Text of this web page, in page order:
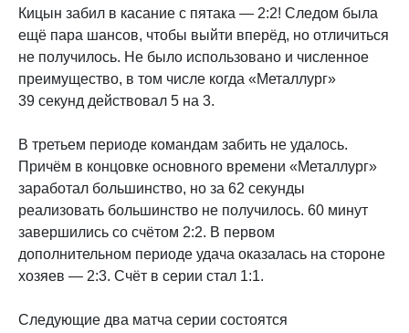
Кицын забил в касание с пятака — 2:2! Следом была
ещё пара шансов, чтобы выйти вперёд, но отличиться
не получилось. Не было использовано и численное
преимущество, в том числе когда «Металлург»
39 секунд действовал 5 на 3.
В третьем периоде командам забить не удалось.
Причём в концовке основного времени «Металлург»
заработал большинство, но за 62 секунды
реализовать большинство не получилось. 60 минут
завершились со счётом 2:2. В первом
дополнительном периоде удача оказалась на стороне
хозяев — 2:3. Счёт в серии стал 1:1.
Следующие два матча серии состоятся